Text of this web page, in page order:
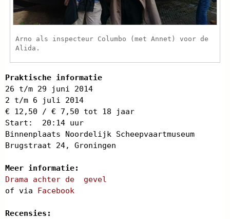
Arno als inspecteur Columbo (met Annet) voor de
Alida.
Praktische informatie
26 t/m 29 juni 2014
2 t/m 6 juli 2014
€ 12,50 / € 7,50 tot 18 jaar
Start: 20:14 uur
Binnenplaats Noordelijk Scheepvaartmuseum
Brugstraat 24, Groningen
Meer informatie:
Drama achter de gevel
of via Facebook
Recensies: